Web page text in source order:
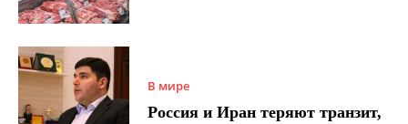
В мире
Россия и Иран теряют транзит,